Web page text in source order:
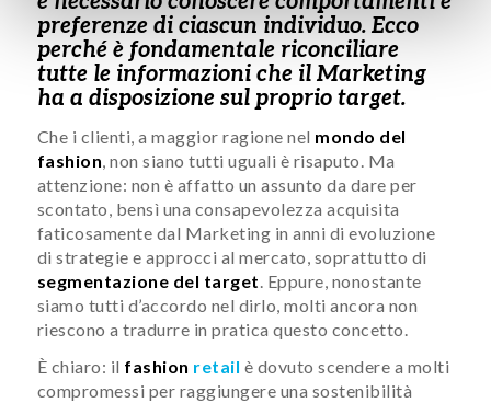
preferenze di ciascun individuo. Ecco
perché è fondamentale riconciliare
tutte le informazioni che il Marketing
ha a disposizione sul proprio target.
Che i clienti, a maggior ragione nel mondo del
fashion , non siano tutti uguali è risaputo. Ma
attenzione: non è affatto un assunto da dare per
scontato, bensì una consapevolezza acquisita
faticosamente dal Marketing in anni di evoluzione
di strategie e approcci al mercato, soprattutto di
segmentazione del target . Eppure, nonostante
siamo tutti d’accordo nel dirlo, molti ancora non
riescono a tradurre in pratica questo concetto.
È chiaro: il fashion retail è dovuto scendere a molti
compromessi per raggiungere una sostenibilità